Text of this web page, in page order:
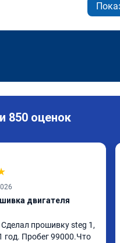
850 оценок
двигателя
прошивку steg 1,
год. Пробег 99000.Что